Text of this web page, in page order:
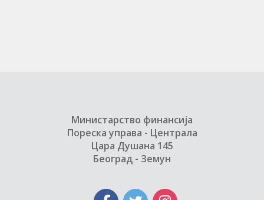
Министарство финансија
Пореска управа - Централа
Цара Душана 145
Београд - Земун